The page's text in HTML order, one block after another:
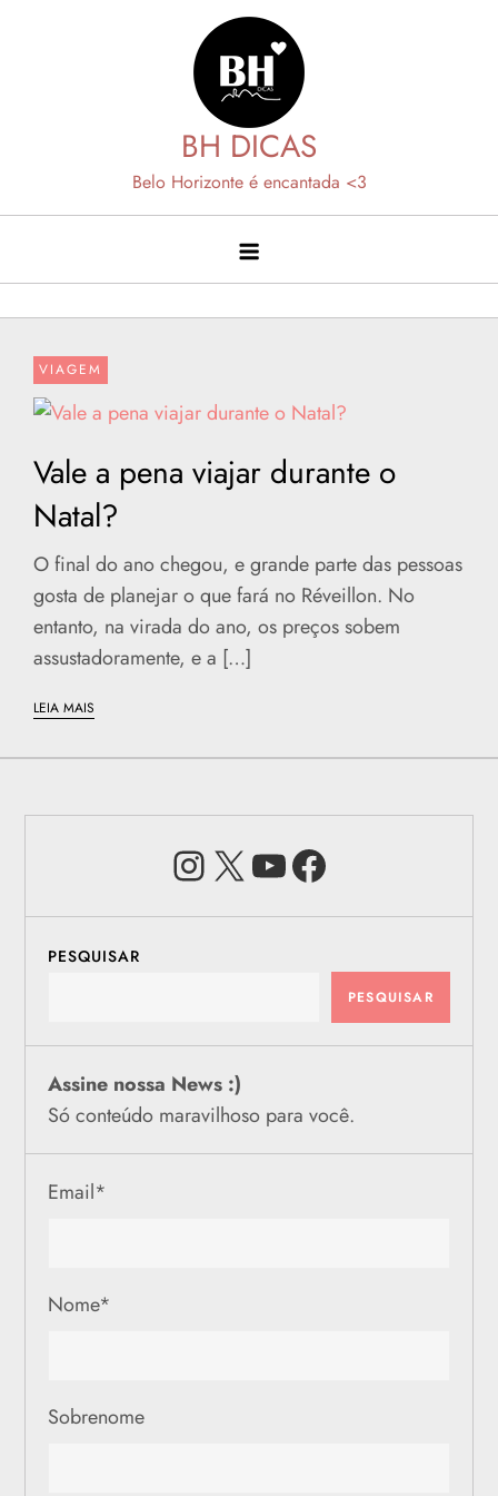
BH DICAS
Belo Horizonte é encantada <3
VIAGEM
Vale a pena viajar durante o
Natal?
O final do ano chegou, e grande parte das pessoas
gosta de planejar o que fará no Réveillon. No
entanto, na virada do ano, os preços sobem
assustadoramente, e a […]
LEIA MAIS
Instagram
X Youtube
PESQUISAR
PESQUISAR
Assine nossa News :)
Só conteúdo maravilhoso para você.
Email*
Nome*
Sobrenome